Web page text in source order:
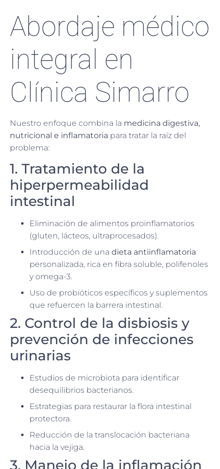
Abordaje médico
integral en
Clínica Simarro
Nuestro enfoque combina la medicina digestiva,
nutricional e inflamatoria para tratar la raíz del
problema:
1. Tratamiento de la
hiperpermeabilidad
intestinal
Eliminación de alimentos proinflamatorios
(gluten, lácteos, ultraprocesados).
Introducción de una dieta antiinflamatoria
personalizada, rica en fibra soluble, polifenoles
y omega-3.
Uso de probióticos específicos y suplementos
que refuercen la barrera intestinal.
2. Control de la disbiosis y
prevención de infecciones
urinarias
Estudios de microbiota para identificar
desequilibrios bacterianos.
Estrategias para restaurar la flora intestinal
protectora.
Reducción de la translocación bacteriana
hacia la vejiga.
3. Manejo de la inflamación